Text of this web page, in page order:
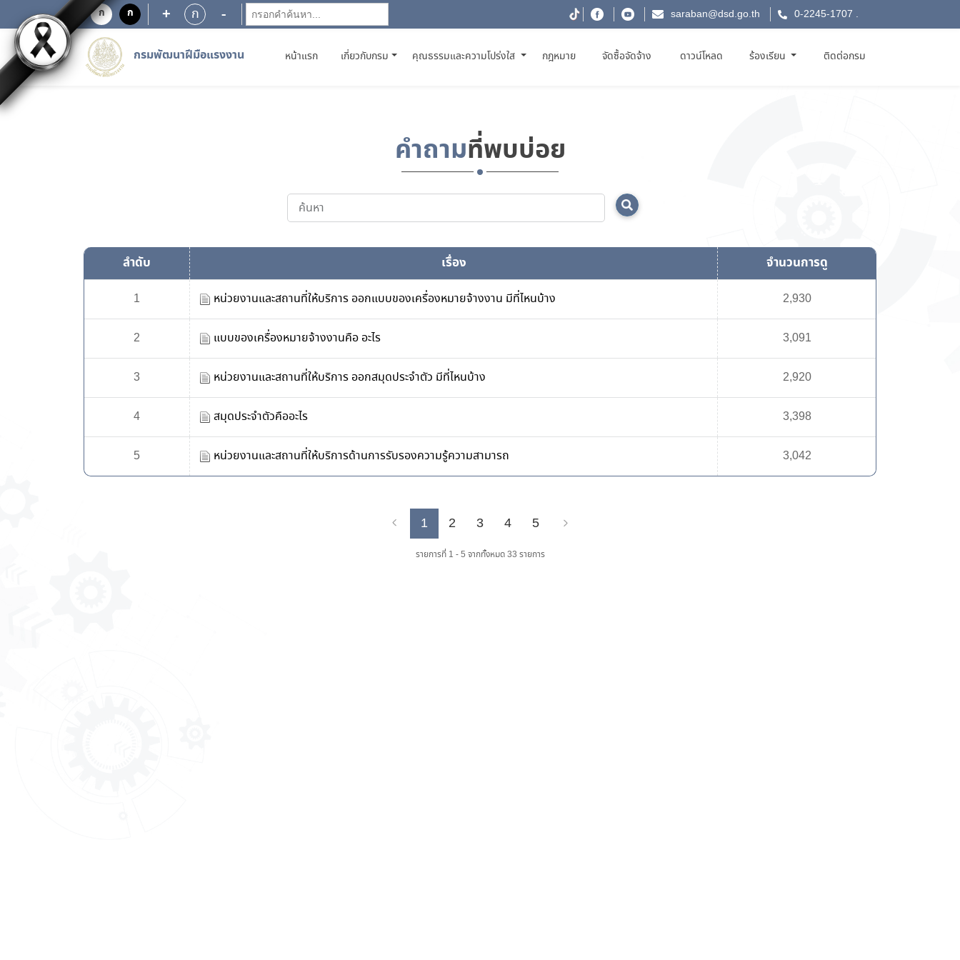
ก ก + ก - saraban@dsd.go.th 0-2245-1707 .
กรมพัฒนาฝีมือแรงงาน หน้าแรก(CURRENT)
เกี่ยวกับกรม คุณธรรมและความโปร่งใส กฎหมาย จัดซื้อจัดจ้าง ดาวน์โหลด ร้องเรียน ติดต่อกรม
คำถามที่พบบ่อย
ลำดับ เรื่อง จำนวนการดู
1 หน่วยงานและสถานที่ให้บริการ ออกแบบของเครื่องหมายจ้างงาน มีที่ไหนบ้าง 2,930
2 แบบของเครื่องหมายจ้างงานคือ อะไร 3,091
3 หน่วยงานและสถานที่ให้บริการ ออกสมุดประจำตัว มีที่ไหนบ้าง 2,920
4 สมุดประจำตัวคืออะไร 3,398
5 หน่วยงานและสถานที่ให้บริการด้านการรับรองความรู้ความสามารถ 3,042
Previous
1 2 3 4 5
รายการที่ 1 - 5 จากทั้งหมด 33 รายการ